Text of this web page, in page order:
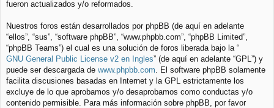
fueron actualizados y/o reformados.
Nuestros foros están desarrollados por phpBB (de aquí en adelante
“ellos”, “sus”, “software phpBB”, “www.phpbb.com”, “phpBB Limited”,
“phpBB Teams”) el cual es una solución de foros liberada bajo la “
GNU General Public License v2 en Ingles” (de aquí en adelante “GPL”) y
puede ser descargada de www.phpbb.com . El software phpBB solamente
facilita discusiones basadas en Internet y la GPL estrictamente los
excluye de lo que aprobamos y/o desaprobamos como conductas y/o
contenido permisible. Para más información sobre phpBB, por favor